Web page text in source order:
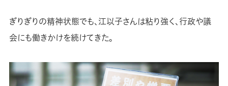
ぎりぎりの精神状態でも、江以子さんは粘り強く、行政や議
会にも働きかけを続けてきた。